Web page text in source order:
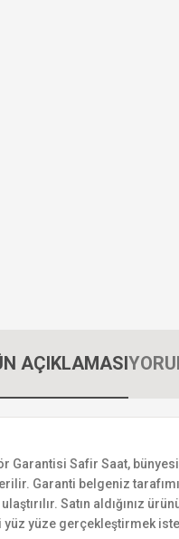
AÇIKLAMASI
Garantisi Safir Saat,
Garanti belgeniz
Satın aldığınız
yüze gerçekleştirmek